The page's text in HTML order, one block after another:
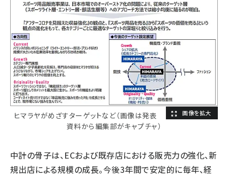
ヒマラヤがめざすターゲットなど（画像は発表
資料から編集部がキャプチャ）
中計の骨子は、ECおよび既存店における販売力の強化、新
規出店による規模の成長。今後3年間で安定的に毎年、経